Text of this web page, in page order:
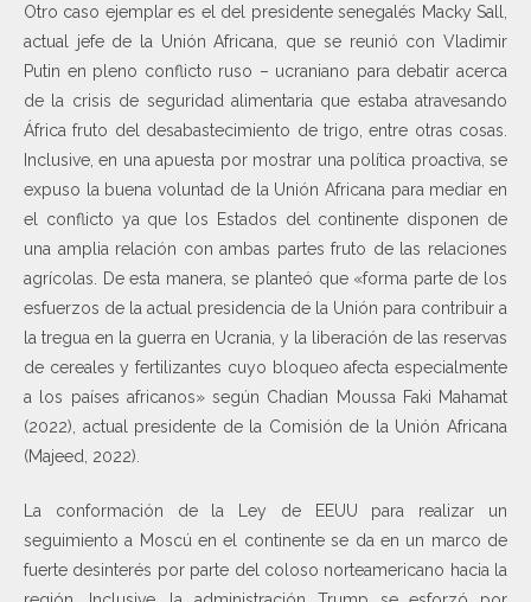
Otro caso ejemplar es el del presidente senegalés Macky Sall,
actual jefe de la Unión Africana, que se reunió con Vladimir
Putin en pleno conflicto ruso – ucraniano para debatir acerca
de la crisis de seguridad alimentaria que estaba atravesando
África fruto del desabastecimiento de trigo, entre otras cosas.
Inclusive, en una apuesta por mostrar una política proactiva, se
expuso la buena voluntad de la Unión Africana para mediar en
el conflicto ya que los Estados del continente disponen de
una amplia relación con ambas partes fruto de las relaciones
agrícolas. De esta manera, se planteó que «forma parte de los
esfuerzos de la actual presidencia de la Unión para contribuir a
la tregua en la guerra en Ucrania, y la liberación de las reservas
de cereales y fertilizantes cuyo bloqueo afecta especialmente
a los países africanos» según Chadian Moussa Faki Mahamat
(2022), actual presidente de la Comisión de la Unión Africana
(Majeed, 2022).
La conformación de la Ley de EEUU para realizar un
seguimiento a Moscú en el continente se da en un marco de
fuerte desinterés por parte del coloso norteamericano hacia la